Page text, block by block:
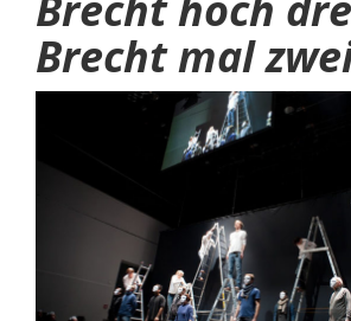
Brecht mal